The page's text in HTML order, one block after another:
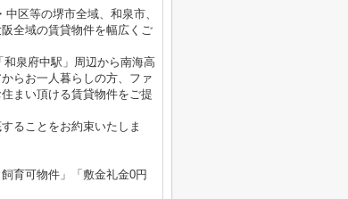
区等の堺市全域、和泉市、
全域の賃貸物件を幅広くご
泉府中駅」周辺から南海高
らお一人暮らしの方、ファ
まい頂ける賃貸物件をご提
ることをお約束いたしま
育可物件」「敷金礼金0円